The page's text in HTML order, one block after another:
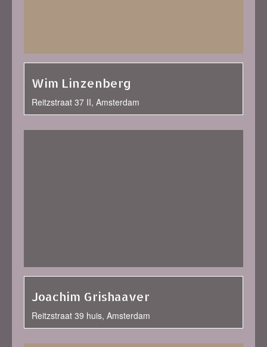
Wim Linzenberg
Reitzstraat 37 II, Amsterdam
Joachim Grishaaver
Reitzstraat 39 huis, Amsterdam